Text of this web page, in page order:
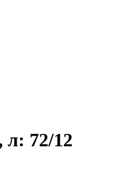
72/12